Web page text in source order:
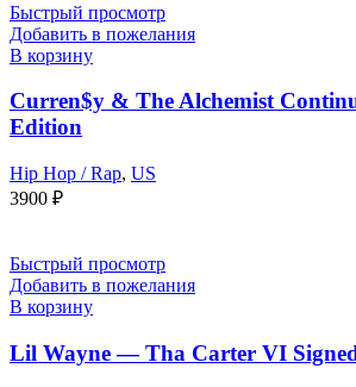
Быстрый просмотр
Добавить в пожелания
В корзину
Curren$y & The Alchemist
Edition
Hip Hop / Rap, US
3900 ₽
Быстрый просмотр
Добавить в пожелания
В корзину
Lil Wayne — Tha Carter VI